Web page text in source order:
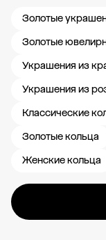
Золотые
Золотые
Украшения из
Украшения из
Классические
Золотые кольца
Женские кольца